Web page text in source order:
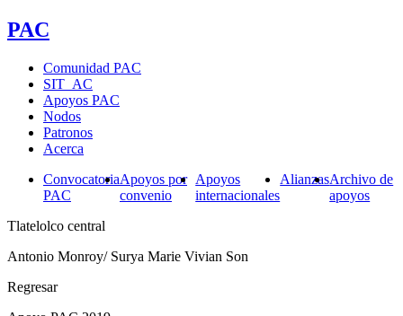
PAC
Comunidad PAC
SIT_AC
Apoyos PAC
Nodos
Patronos
Acerca
Convocatoria
PAC
Apoyos por
convenio
Apoyos
internacionales
AlianzasArchivo de
apoyos
Tlatelolco central
Antonio Monroy/ Surya Marie Vivian Son
Regresar